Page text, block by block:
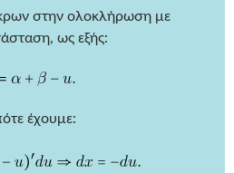
στην ολοκλήρωση με
ως εξής:
έχουμε: